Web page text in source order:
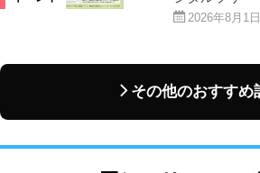
2026年8月1
その他のおすすめ